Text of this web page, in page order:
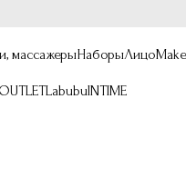
массажерыНаборыЛицо
OUTLETLabubuINTIME